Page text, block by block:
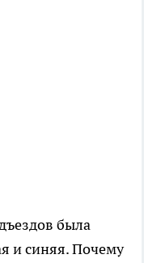
была
и синяя. Почему